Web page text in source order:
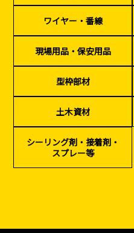
釘 ロープ・チェーン シ
ワイヤー・番線
現場用品・保安用品
建
基礎用部材 土木資材 テ
シーリング剤・接着剤・ス
家、マンションを
建てる（建築）
基礎工事・
ワイヤー・番線
現場用品・保安用品
型枠部材
土木資材
シーリング剤・接着剤・
スプレー等